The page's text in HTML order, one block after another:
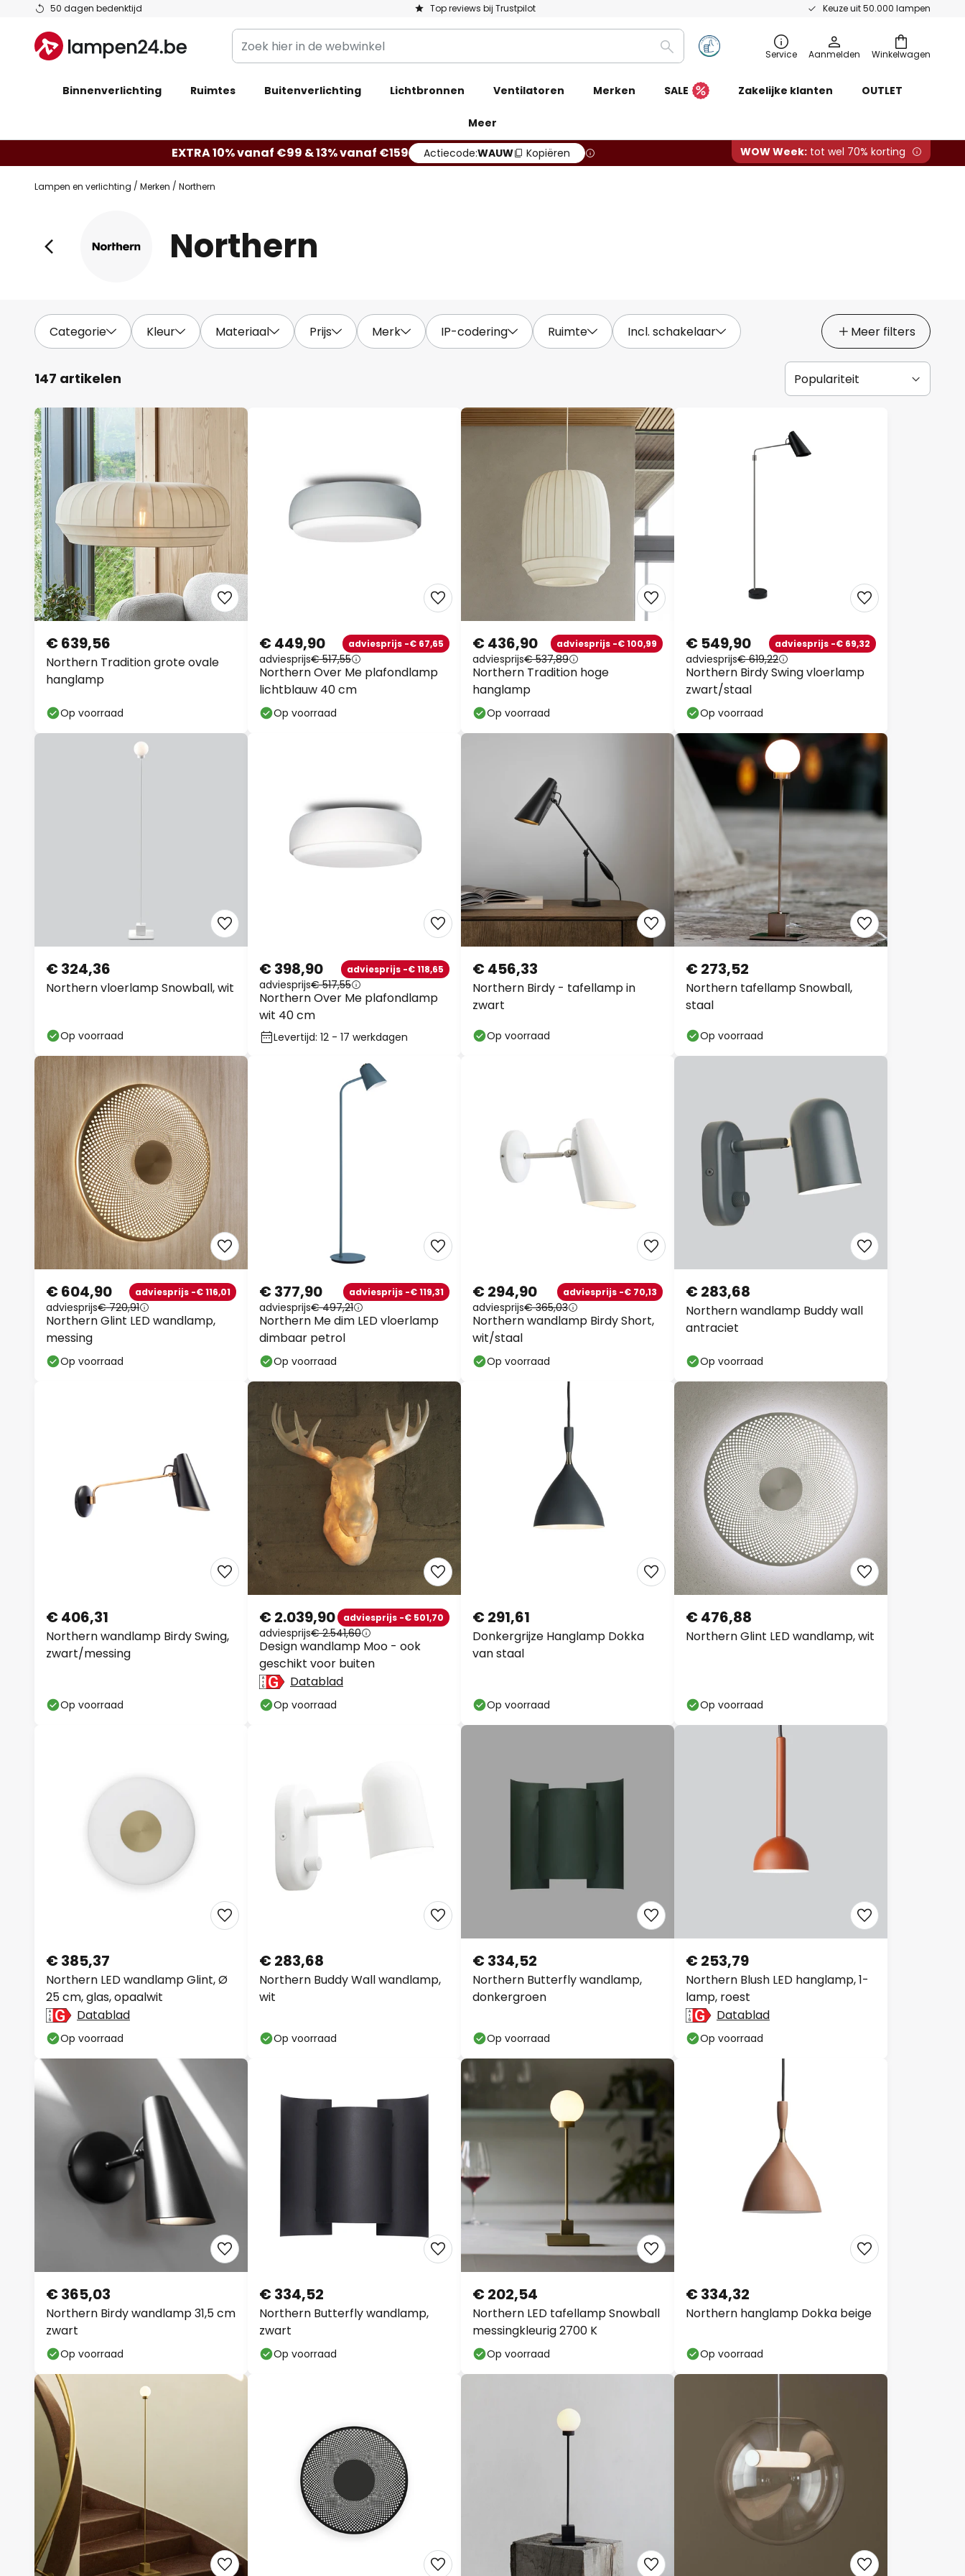
50 dagen bedenktijd Top reviews bij Trustpilot Keuze uit 50.000 lampen
Ga
de
inhoud
Winkelwagen
Zoek
hier
de
Zoeken Service Aanmelden
Binnenverlichting Ruimtes Buitenverlichting Lichtbronnen Ventilatoren Merken SALE Zakelijke klanten OUTLET
Meer
EXTRA 10% vanaf €99 & 13% vanaf €159 Actiecode:WAUW Kopiëren WOW Week: tot wel 70% korting
Lampen en verlichting Merken Northern
Northern
Categorie Kleur Materiaal Prijs Merk IP-codering Ruimte Incl. schakelaar Meer filters
147 artikelen
Northern Tradition grote ovale
hanglamp
€ 639,56
Op voorraad
Northern Over Me plafondlamp
lichtblauw 40 cm
€ 449,90 adviesprijs -€ 67,65
adviesprijs€ 517,55
Op voorraad
Northern Tradition hoge
hanglamp
€ 436,90 adviesprijs -€ 100,99
adviesprijs€ 537,89
Op voorraad
Northern Birdy Swing vloerlamp
zwart/staal
€ 549,90 adviesprijs -€ 69,32
adviesprijs€ 619,22
Op voorraad
Northern vloerlamp Snowball, wit
€ 324,36
Op voorraad
Northern Over Me plafondlamp
wit 40 cm
€ 398,90 adviesprijs -€ 118,65
adviesprijs€ 517,55
Levertijd: 12 - 17 werkdagen
Northern Birdy - tafellamp in
zwart
€ 456,33
Op voorraad
Northern tafellamp Snowball,
staal
€ 273,52
Op voorraad
Northern Glint LED wandlamp,
messing
€ 604,90 adviesprijs -€ 116,01
adviesprijs€ 720,91
Op voorraad
Northern Me dim LED vloerlamp
dimbaar petrol
€ 377,90 adviesprijs -€ 119,31
adviesprijs€ 497,21
Op voorraad
Northern wandlamp Birdy Short,
wit/staal
€ 294,90 adviesprijs -€ 70,13
adviesprijs€ 365,03
Op voorraad
Northern wandlamp Buddy wall
antraciet
€ 283,68
Op voorraad
Northern wandlamp Birdy Swing,
zwart/messing
€ 406,31
Op voorraad
Design wandlamp Moo - ook
geschikt voor buiten
€ 2.039,90 adviesprijs -€ 501,70
adviesprijs€ 2.541,60
Datablad
Op voorraad
Donkergrijze Hanglamp Dokka
van staal
€ 291,61
Op voorraad
Northern Glint LED wandlamp, wit
€ 476,88
Op voorraad
Northern LED wandlamp Glint, Ø
25 cm, glas, opaalwit
€ 385,37
Datablad
Op voorraad
Northern Buddy Wall wandlamp,
wit
€ 283,68
Op voorraad
Northern Butterfly wandlamp,
donkergroen
€ 334,52
Op voorraad
Northern Blush LED hanglamp, 1-
lamp, roest
€ 253,79
Datablad
Op voorraad
Northern Birdy wandlamp 31,5 cm
zwart
€ 365,03
Op voorraad
Northern Butterfly wandlamp,
zwart
€ 334,52
Op voorraad
Northern LED tafellamp Snowball
messingkleurig 2700 K
€ 202,54
Op voorraad
Northern hanglamp Dokka beige
€ 334,32
Op voorraad